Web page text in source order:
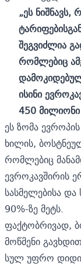
„ეს
შეგვიძლია
რომლებიც
ისინი
450 მილიონი
ეს ზომა
ხილის,
რომლებიც
ევროკავშირის
სასმელებისა და
90%-ზე მეტს.
ფაქტობრივად,
მოწმენი
სულ უფრო დიდი